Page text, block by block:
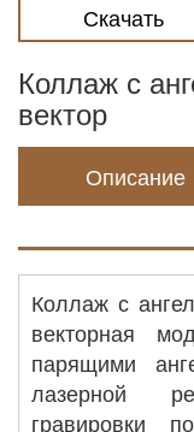
Скачать
Коллаж с
вектор
Описание
Коллаж с
векторная
парящими
лазерной
гравировки